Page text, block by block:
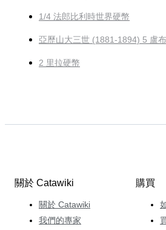
1/4 法郎比利時世界硬幣
亞歷山大三世 (1881-1894) 5 盧
2 里拉硬幣
關於 Catawiki
關於 Catawiki
我們的專家
購買